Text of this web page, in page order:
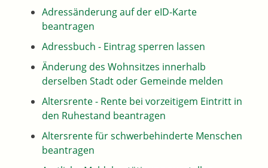
Adressänderung auf der eID-Karte
beantragen
Adressbuch - Eintrag sperren lassen
Änderung des Wohnsitzes innerhalb
derselben Stadt oder Gemeinde melden
Altersrente - Rente bei vorzeitigem Eintritt in
den Ruhestand beantragen
Altersrente für schwerbehinderte Menschen
beantragen